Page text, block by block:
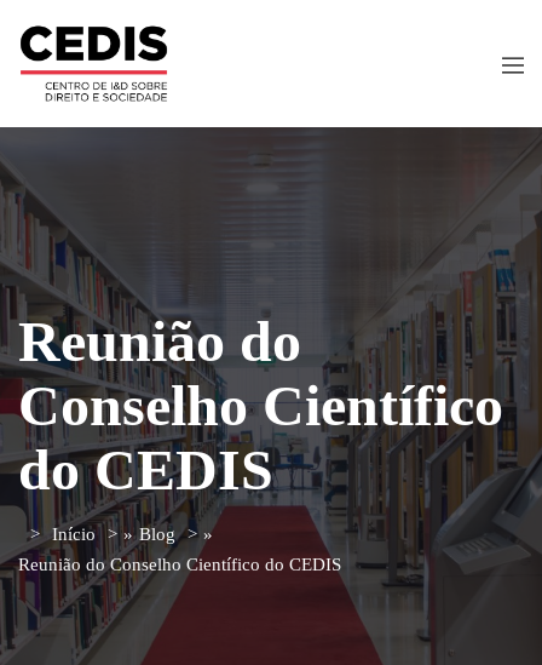
Reunião do
Conselho Científico
do CEDIS
Início » Blog
»
Reunião do Conselho Científico do CEDIS